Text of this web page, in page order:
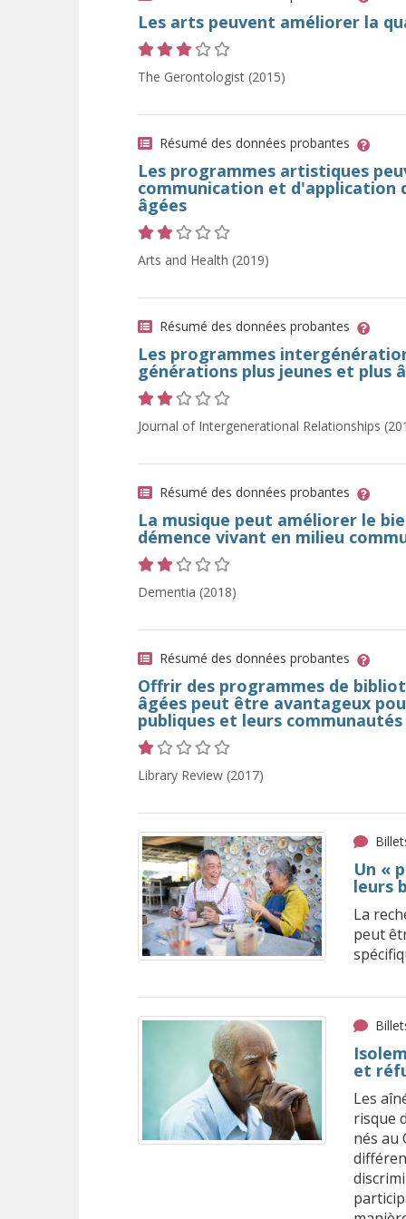
Les arts peuvent améliorer la
The Gerontologist (2015)
Résumé des données probantes
Les programmes artistiques
communication et d'application
âgées
Arts and Health (2019)
Résumé des données probantes
Les programmes
générations plus jeunes et plus
Journal of Intergenerational Relationships
Résumé des données probantes
La musique peut améliorer le
démence vivant en milieu
Dementia (2018)
Résumé des données probantes
Offrir des programmes de
âgées peut être avantageux
publiques et leurs communautés
Library Review (2017)
Un «
leurs
La
peut
et
Les
risque
nés au